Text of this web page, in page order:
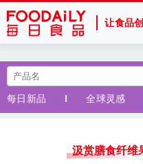
让食品
每日新品
全球灵感
汲赏膳食纤维